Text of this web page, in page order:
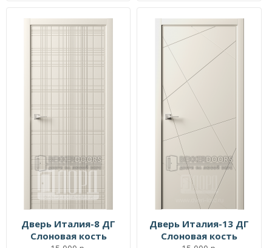
Дверь Италия-8 ДГ
Слоновая кость
Дверь Италия-13 ДГ
Слоновая кость